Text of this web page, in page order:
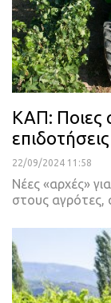
ΚΑΠ: Ποιες
22/09/2024 11:58
Νέες «αρχές»
στους αγρότες,